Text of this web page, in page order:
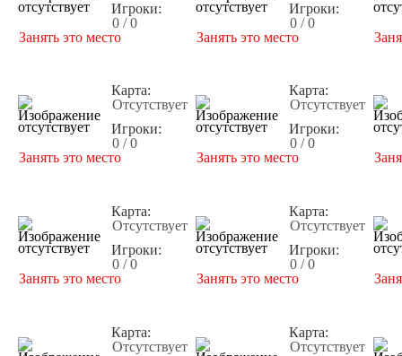
Игроки:
0 / 0
Занять это место
Игроки:
0 / 0
Занять это место
Карта:
Отсутствует
Игроки:
0 / 0
Занять это место
Карта:
Отсутствует
Игроки:
0 / 0
Занять это место
Карта:
Отсутствует
Игроки:
0 / 0
Занять это место
Карта:
Отсутствует
Игроки:
0 / 0
Занять это место
Карта:
Отсутствует
Карта:
Отсутствует